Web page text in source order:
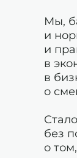
Мы,
и
и
в
в
о
без
о